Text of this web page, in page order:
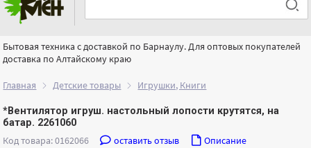
Бытовая техника с доставкой по Барнаулу. Для оптовых покупателей
доставка по Алтайскому краю
Главная Детские товары Игрушки, Книги
*Вентилятор игруш. настольный лопости крутятся, на
батар. 2261060
Код товара: 0162066 оставить отзыв
Описание